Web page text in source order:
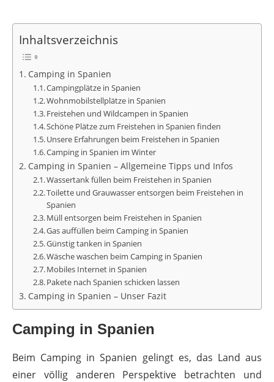
Inhaltsverzeichnis
Camping in Spanien
Campingplätze in Spanien
Wohnmobilstellplätze in Spanien
Freistehen und Wildcampen in Spanien
Schöne Plätze zum Freistehen in Spanien finden
Unsere Erfahrungen beim Freistehen in Spanien
Camping in Spanien im Winter
Camping in Spanien – Allgemeine Tipps und Infos
Wassertank füllen beim Freistehen in Spanien
Toilette und Grauwasser entsorgen beim Freistehen in
Spanien
Müll entsorgen beim Freistehen in Spanien
Gas auffüllen beim Camping in Spanien
Günstig tanken in Spanien
Wäsche waschen beim Camping in Spanien
Mobiles Internet in Spanien
Pakete nach Spanien schicken lassen
Camping in Spanien – Unser Fazit
Camping in Spanien
Beim Camping in Spanien gelingt es, das Land aus
einer völlig anderen Perspektive betrachten und